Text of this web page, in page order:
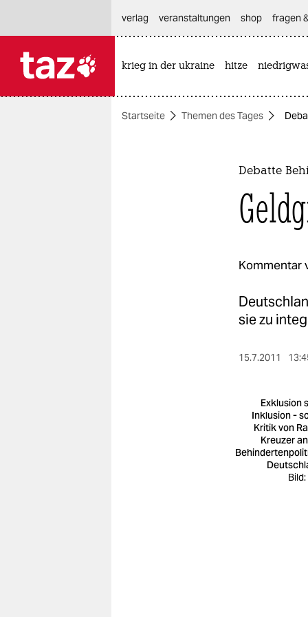
themen
verlag
veranstaltungen shop fragen
krieg in der ukraine hitze
Startseite Themen des Tages
Debatte
Kommentar
sie zu
15.7.2011
Exklusion
Inklusion -
Kritik von
Kreuzer